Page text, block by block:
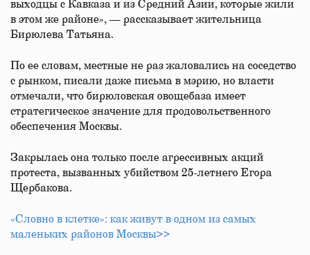
выходцы с Кавказа и из Средний Азии, которые жили
в этом же районе», — рассказывает жительница
Бирюлева Татьяна.
По ее словам, местные не раз жаловались на соседство
с рынком, писали даже письма в мэрию, но власти
отмечали, что бирюловская овощебаза имеет
стратегическое значение для продовольственного
обеспечения Москвы.
Закрылась она только после агрессивных акций
протеста, вызванных убийством 25-летнего Егора
Щербакова.
«Словно в клетке»: как живут в одном из самых
маленьких районов Москвы>>